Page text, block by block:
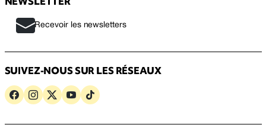
Recevoir les newsletters
SUIVEZ-NOUS SUR LES RÉSEAUX